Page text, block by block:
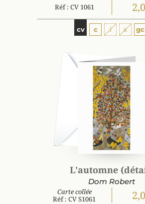
Réf : CV 1061
cv c i s gc
L'automne
Dom Robert
Carte collée
Réf : CV S1061